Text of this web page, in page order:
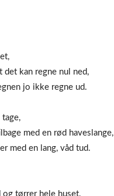
det kan regne nul ned,
jo ikke regne ud.
tage,
med en rød haveslange,
med en lang, våd tud.
og tørrer hele huset,